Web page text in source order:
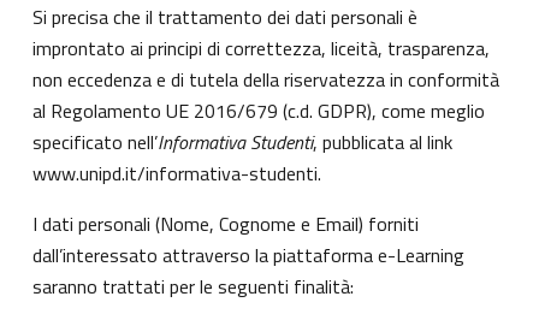
Si precisa che il trattamento dei dati personali è
improntato ai principi di correttezza, liceità, trasparenza,
non eccedenza e di tutela della riservatezza in conformità
al Regolamento UE 2016/679 (c.d. GDPR), come meglio
specificato nell’Informativa Studenti, pubblicata al link
www.unipd.it/informativa-studenti.
I dati personali (Nome, Cognome e Email) forniti
dall’interessato attraverso la piattaforma e-Learning
saranno trattati per le seguenti finalità: